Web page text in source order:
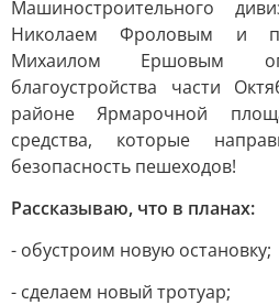
Машиностроительного
Николаем Фроловым и
Михаилом Ершовым
благоустройства части
районе Ярмарочной
средства, которые
безопасность пешеходов!
Рассказываю, что в планах:
- обустроим новую остановку;
- сделаем новый тротуар;